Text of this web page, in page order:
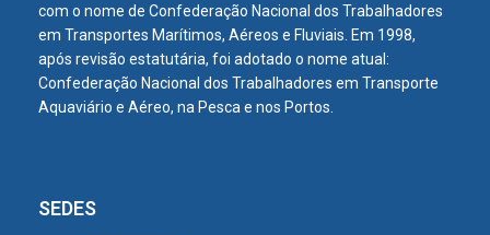
com o nome de Confederação Nacional dos Trabalhadores
em Transportes Marítimos, Aéreos e Fluviais. Em 1998,
após revisão estatutária, foi adotado o nome atual:
Confederação Nacional dos Trabalhadores em Transporte
Aquaviário e Aéreo, na Pesca e nos Portos.
SEDES